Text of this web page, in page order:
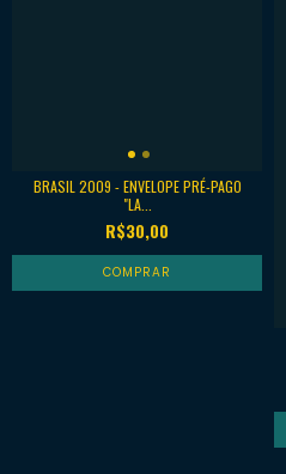
BRASIL 2009 - ENVELOPE PRÉ-PAGO
"LA...
R$30,00